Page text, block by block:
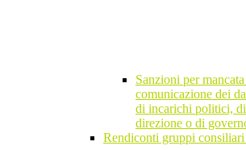
Sanzioni per
comunicazione dei
di incarichi politici,
direzione o di
Rendiconti gruppi